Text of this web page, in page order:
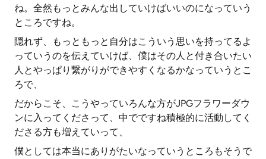
ね。全然もっとみんな出していけばいいのになっていう
ところですね。
隠れず、もっともっと自分はこういう思いを持ってるよ
っていうのを伝えていけば、僕はその人と付き合いたい
人とやっぱり繋がりができやすくなるかなっていうとこ
ろで、
だからこそ、こうやっていろんな方がJPGフラワーダウ
ンに入ってくださって、中でですね積極的に活動してく
ださる方も増えていって、
僕としては本当にありがたいなっていうところもそうで